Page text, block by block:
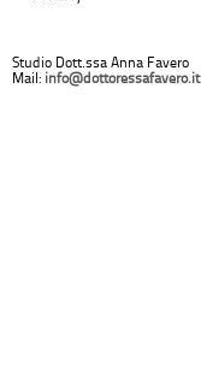
Studio Dott.ssa Anna Favero
Mail: info@dottoressafavero.it